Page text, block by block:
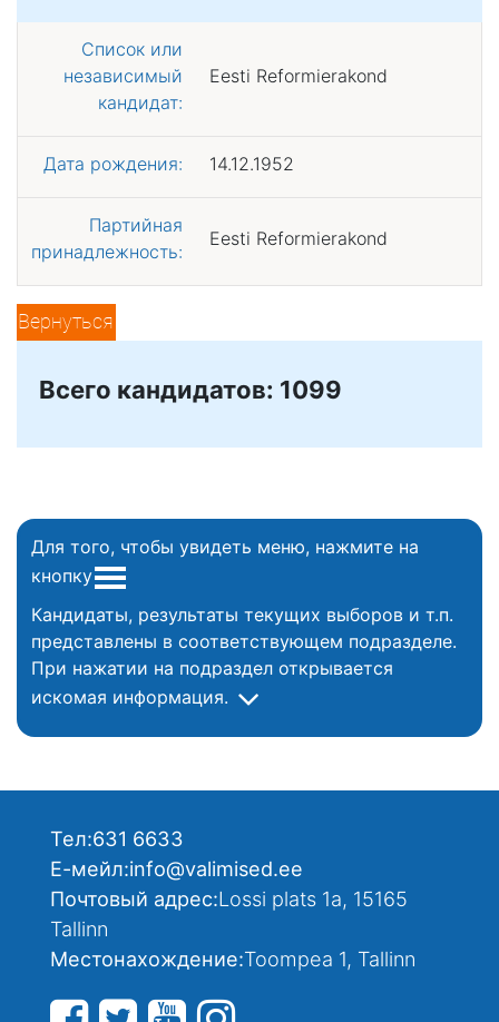
Список или
независимый
кандидат:
Eesti Reformierakond
Дата рождения: 14.12.1952
Партийная
принадлежность:
Eesti Reformierakond
Вернуться
Всего кандидатов: 1099
Для того, чтобы увидеть меню, нажмите на
кнопку
Кандидаты, результаты текущих выборов и т.п.
представлены в соответствующем подразделе.
При нажатии на подраздел открывается
искомая информация.
Тел:631 6633
Е-мейл:info@valimised.ee
Почтовый адрес:Lossi plats 1a, 15165
Tallinn
Местонахождение:Toompea 1, Tallinn